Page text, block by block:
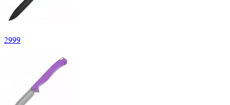
2999